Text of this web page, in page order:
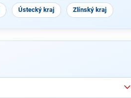
Ústecký kraj Zlínský kraj